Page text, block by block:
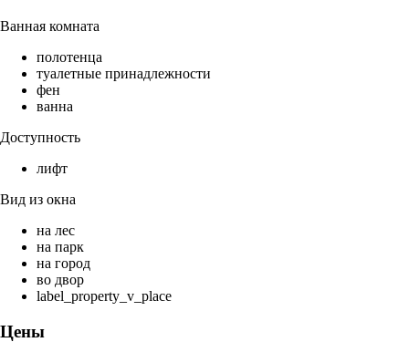
Ванная комната
полотенца
туалетные принадлежности
фен
ванна
Доступность
лифт
Вид из окна
на лес
на парк
на город
во двор
label_property_v_place
Цены